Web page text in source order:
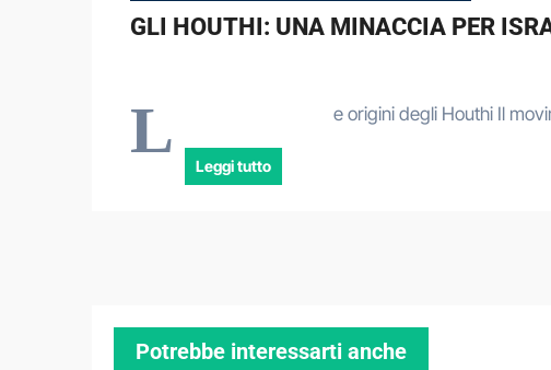
GLI HOUTHI: UNA MINACCIA PER
L e origini degli Houthi Il
Leggi tutto
Potrebbe interessarti anche